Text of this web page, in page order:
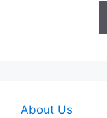
About Us